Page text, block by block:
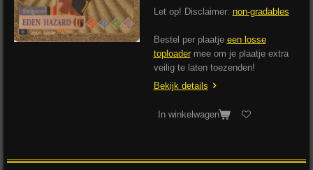
Let op! Disclaimer: non-gradables
Bestel per plaatje een losse
toploadermee om je plaatje extra
veilig te laten toezenden!
Bekijk details
In winkelwagen